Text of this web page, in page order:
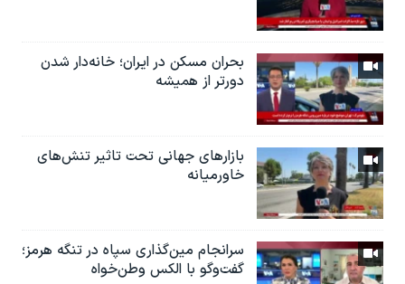
بحران مسکن در ایران؛ خانه‌دار شدن
دورتر از همیشه
بازارهای جهانی تحت تاثیر تنش‌های
خاورمیانه
سرانجام مین‌گذاری‌ سپاه در تنگه هرمز؛
گفت‌وگو با الکس وطن‌خواه